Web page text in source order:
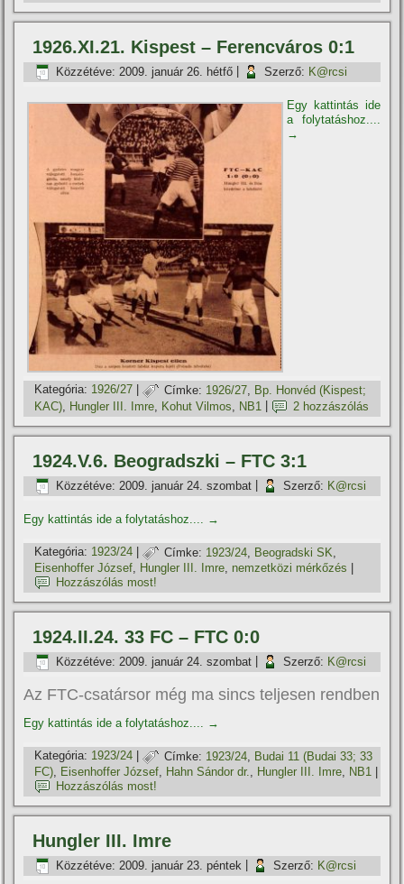
1926.XI.21. Kispest – Ferencváros 0:1
Közzétéve: 2009. január 26. hétfő Szerző: K@rcsi
Egy kattintás ide
a folytatáshoz....
→
Kategória: 1926/27 | Címke: 1926/27 Bp. Honvéd (Kispest;
KAC) Hungler III. Imre Kohut Vilmos NB1 2 hozzászólás
1924.V.6. Beogradszki – FTC 3:1
Közzétéve: 2009. január 24. szombat Szerző: K@rcsi
Egy kattintás ide a folytatáshoz.... →
Kategória: 1923/24 | Címke: 1923/24 Beogradski SK
Eisenhoffer József, Hungler III. Imre, nemzetközi mérkőzés
Hozzászólás most!
1924.II.24. 33 FC – FTC 0:0
Közzétéve: 2009. január 24. szombat Szerző: K@rcsi
Az FTC-csatársor még ma sincs teljesen rendben
Egy kattintás ide a folytatáshoz.... →
Kategória: 1923/24 | Címke: 1923/24 Budai 11 (Budai 33; 33
FC), Eisenhoffer József, Hahn Sándor dr., Hungler III. Imre, NB1
Hozzászólás most!
Hungler III. Imre
Közzétéve: 2009. január 23. péntek Szerző: K@rcsi